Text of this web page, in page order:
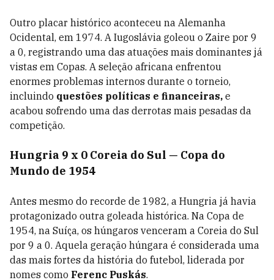
Outro placar histórico aconteceu na Alemanha
Ocidental, em 1974. A Iugoslávia goleou o Zaire por 9
a 0, registrando uma das atuações mais dominantes já
vistas em Copas. A seleção africana enfrentou
enormes problemas internos durante o torneio,
incluindo questões políticas e financeiras, e
acabou sofrendo uma das derrotas mais pesadas da
competição.
Hungria 9 x 0 Coreia do Sul — Copa do
Mundo de 1954
Antes mesmo do recorde de 1982, a Hungria já havia
protagonizado outra goleada histórica. Na Copa de
1954, na Suíça, os húngaros venceram a Coreia do Sul
por 9 a 0. Aquela geração húngara é considerada uma
das mais fortes da história do futebol, liderada por
nomes como Ferenc Puskás.